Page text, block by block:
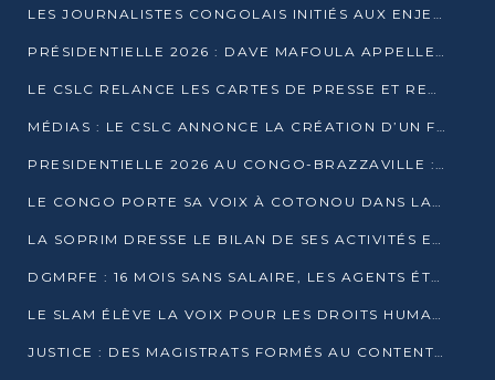
LES JOURNALISTES CONGOLAIS INITIÉS AUX ENJEUX DE L’ÉCONOMIE BLEUE
PRÉSIDENTIELLE 2026 : DAVE MAFOULA APPELLE LES CONGOLAIS À UN « NOUVEAU DÉPART »
LE CSLC RELANCE LES CARTES DE PRESSE ET RECONNAÎT OFFICIELLEMENT LES MÉDIAS EN LIGNE
MÉDIAS : LE CSLC ANNONCE LA CRÉATION D’UN FONDS D’APPUI À LA PRESSE
PRESIDENTIELLE 2026 AU CONGO-BRAZZAVILLE : UN CASTING ÉLARGI
LE CONGO PORTE SA VOIX À COTONOU DANS LA LUTTE CONTRE LA TUBERCULOSE
LA SOPRIM DRESSE LE BILAN DE SES ACTIVITÉS ET FIXE DE NOUVELLES PRIORITÉS
DGMRFE : 16 MOIS SANS SALAIRE, LES AGENTS ÉTOUFFENT DANS LE SILENCE
LE SLAM ÉLÈVE LA VOIX POUR LES DROITS HUMAINS À BRAZZAVILLE
JUSTICE : DES MAGISTRATS FORMÉS AU CONTENTIEUX DE LA PROPRIÉTÉ INTELLECTUELLE